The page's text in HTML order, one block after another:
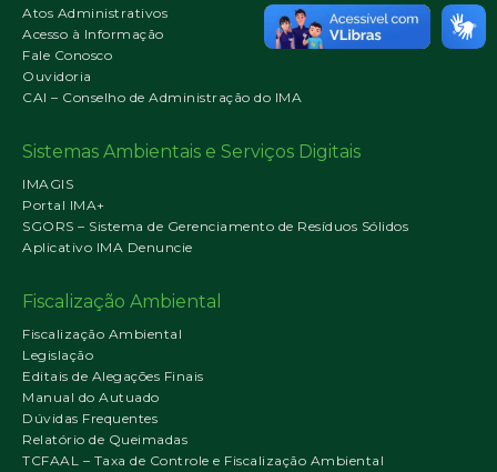
Atos Administrativos
Acesso à Informação
Fale Conosco
Ouvidoria
CAI – Conselho de Administração do IMA
Sistemas Ambientais e Serviços Digitais
IMAGIS
Portal IMA+
SGORS – Sistema de Gerenciamento de Resíduos Sólidos
Aplicativo IMA Denuncie
Fiscalização Ambiental
Fiscalização Ambiental
Legislação
Editais de Alegações Finais
Manual do Autuado
Dúvidas Frequentes
Relatório de Queimadas
TCFAAL – Taxa de Controle e Fiscalização Ambiental